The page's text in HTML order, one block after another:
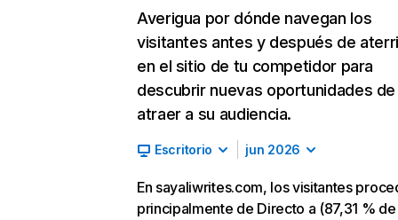
Averigua por dónde navegan los
visitantes antes y después de
en el sitio de tu competidor para
descubrir nuevas oportunidades de
atraer a su audiencia.
Escritorio jun 2026
En sayaliwrites.com, los visitantes
principalmente de Directo a (87,31 % de